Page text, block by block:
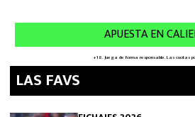
LAS FAVS